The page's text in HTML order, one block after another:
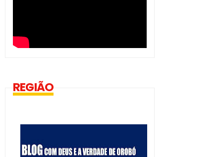
REGIÃO